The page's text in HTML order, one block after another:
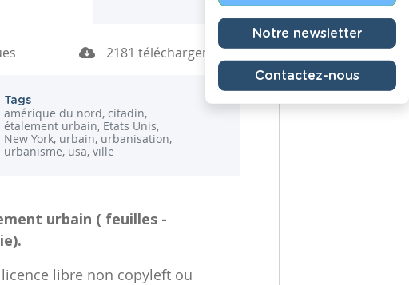
2181 téléchargements
Tags
amérique du nord, citadin,
étalement urbain, Etats Unis,
New York, urbain, urbanisation,
urbanisme, usa, ville
urbain ( feuilles -
libre non copyleft ou
Notre newsletter
Contactez-nous